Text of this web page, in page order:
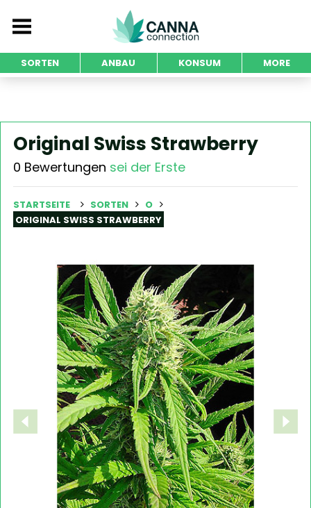
SORTEN ANBAU KONSUM MORE
Original Swiss Strawberry
0 Bewertungen sei der Erste
STARTSEITE SORTEN
O
ORIGINAL SWISS STRAWBERRY